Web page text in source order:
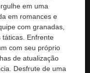
em uma
em romances e
com granadas,
táticas. Enfrente
com seu próprio
de atualização
Desfrute de uma